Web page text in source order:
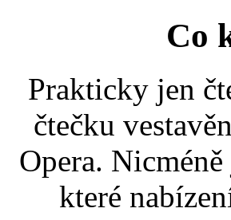
Co
Prakticky jen
čtečku
Opera.
které